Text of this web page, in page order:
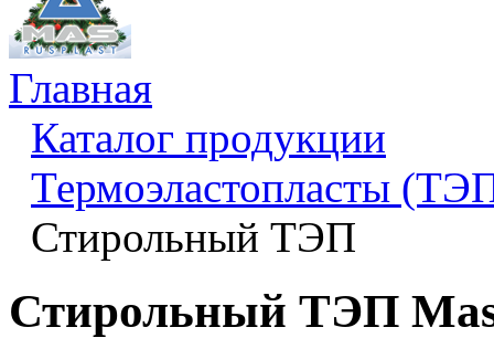
Главная
Каталог продукции
Термоэластопласты
Стирольный ТЭП
Стирольный ТЭП